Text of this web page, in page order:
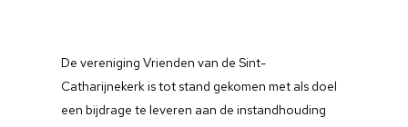
De vereniging Vrienden van de Sint-
Catharijnekerk is tot stand gekomen met als doel
een bijdrage te leveren aan de instandhouding